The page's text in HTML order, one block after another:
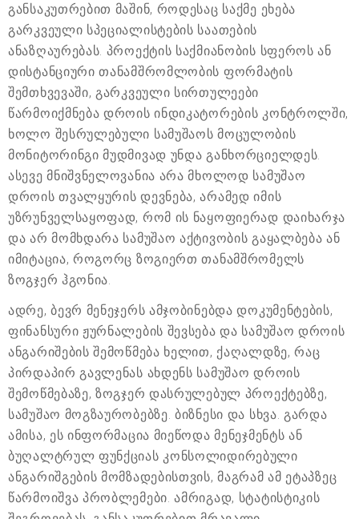
განსაკუთრებით მაშინ, როდესაც საქმე ეხება
გარკვეული სპეციალისტების საათების
ანაზღაურებას. პროექტის საქმიანობის სფეროს ან
დისტანციური თანამშრომლობის ფორმატის
შემთხვევაში, გარკვეული სირთულეები
წარმოიქმნება დროის ინდიკატორების კონტროლში,
ხოლო შესრულებული სამუშაოს მოცულობის
მონიტორინგი მუდმივად უნდა განხორციელდეს.
ასევე მნიშვნელოვანია არა მხოლოდ სამუშაო
დროის თვალყურის დევნება, არამედ იმის
უზრუნველსაყოფად, რომ ის ნაყოფიერად დაიხარჯა
და არ მომხდარა სამუშაო აქტივობის გაყალბება ან
იმიტაცია, როგორც ზოგიერთ თანამშრომელს
ზოგჯერ ჰგონია.
ადრე, ბევრ მენეჯერს ამჯობინებდა დოკუმენტების,
ფინანსური ჟურნალების შევსება და სამუშაო დროის
ანგარიშების შემოწმება ხელით, ქაღალდზე, რაც
პირდაპირ გავლენას ახდენს სამუშაო დროის
შემოწმებაზე, ზოგჯერ დასრულებულ პროექტებზე,
სამუშაო მოგზაურობებზე. ბიზნესი და სხვა. გარდა
ამისა, ეს ინფორმაცია მიეწოდა მენეჯმენტს ან
ბუღალტრულ ფუნქციას კონსოლიდირებული
ანგარიშგების მომზადებისთვის, მაგრამ ამ ეტაპზეც
წარმოიშვა პრობლემები. ამრიგად, სტატისტიკის